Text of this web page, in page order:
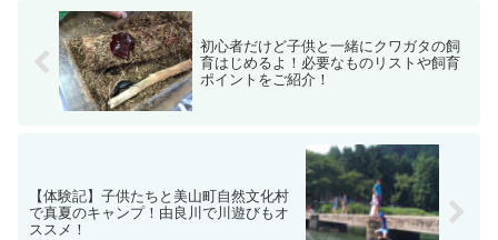
初心者だけど子供と一緒にクワガタの飼
育はじめるよ！必要なものリストや飼育
ポイントをご紹介！
【体験記】子供たちと美山町自然文化村
で真夏のキャンプ！由良川で川遊びもオ
ススメ！